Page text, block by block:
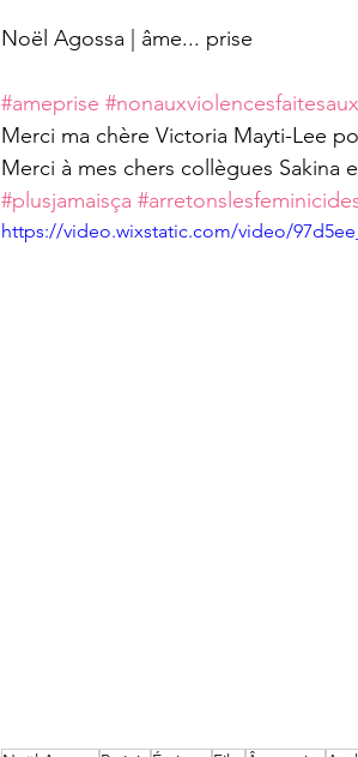
Noël Agossa | âme... prise
#ameprise
Merci ma chère Victoria Mayti-Lee
Merci à mes chers collègues Sakina
#plusjamaisça
https://video.wixstatic.com/video/